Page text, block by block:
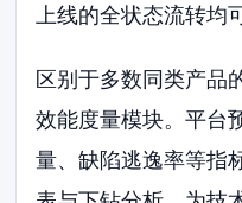
上线的全状态流转均
区别于多数同类产品
效能度量模块。平台
量、缺陷逃逸率等指